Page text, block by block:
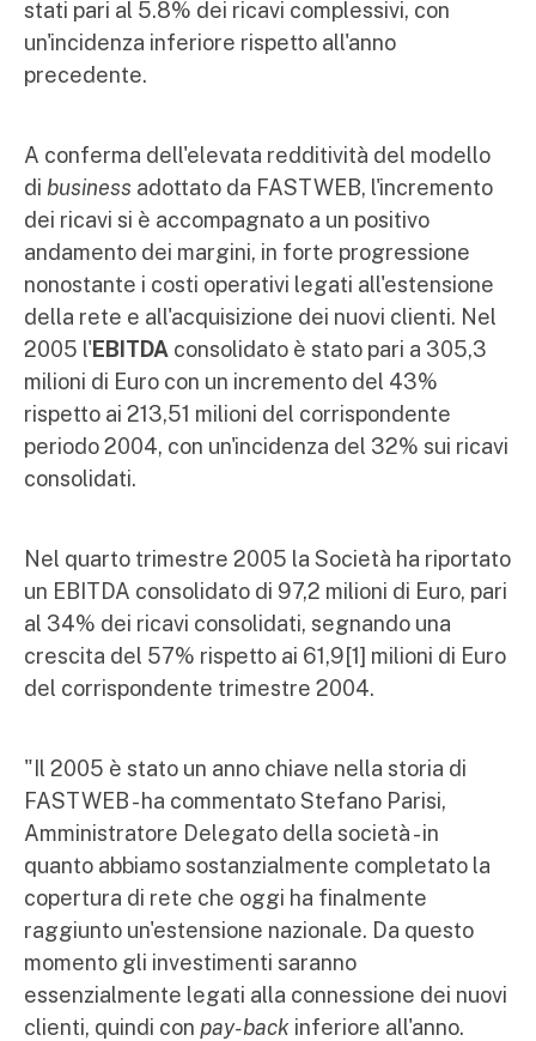
stati pari al 5.8% dei ricavi complessivi, con
un'incidenza inferiore rispetto all'anno
precedente.
A conferma dell'elevata redditività del modello
di business adottato da FASTWEB, l'incremento
dei ricavi si è accompagnato a un positivo
andamento dei margini, in forte progressione
nonostante i costi operativi legati all'estensione
della rete e all'acquisizione dei nuovi clienti. Nel
2005 l'EBITDA consolidato è stato pari a 305,3
milioni di Euro con un incremento del 43%
rispetto ai 213,51 milioni del corrispondente
periodo 2004, con un'incidenza del 32% sui ricavi
consolidati.
Nel quarto trimestre 2005 la Società ha riportato
un EBITDA consolidato di 97,2 milioni di Euro, pari
al 34% dei ricavi consolidati, segnando una
crescita del 57% rispetto ai 61,9[1] milioni di Euro
del corrispondente trimestre 2004.
"Il 2005 è stato un anno chiave nella storia di
FASTWEB - ha commentato Stefano Parisi,
Amministratore Delegato della società - in
quanto abbiamo sostanzialmente completato la
copertura di rete che oggi ha finalmente
raggiunto un'estensione nazionale. Da questo
momento gli investimenti saranno
essenzialmente legati alla connessione dei nuovi
clienti, quindi con pay-back inferiore all'anno.